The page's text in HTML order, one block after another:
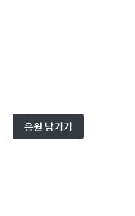
응원 남기기